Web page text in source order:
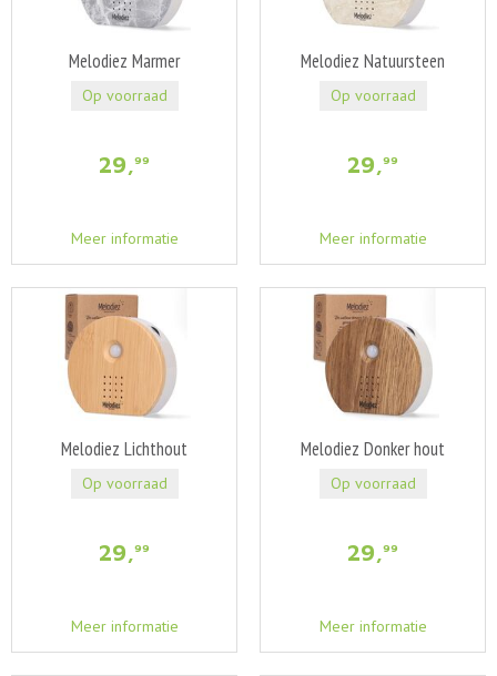
Melodiez Marmer
29,99
Meer informatie
Op voorraad
Melodiez Natuursteen
29,99
Meer informatie
Op voorraad
Melodiez Lichthout
29,99
Meer informatie
Op voorraad
Melodiez Donker hout
29,99
Meer informatie
Op voorraad